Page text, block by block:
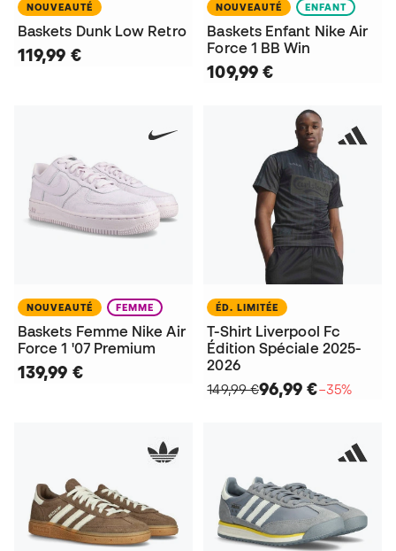
NOUVEAUTÉ
Baskets Dunk Low Retro
119,99 €
NOUVEAUTÉ ENFANT
Baskets Enfant Nike Air
Force 1 BB Win
109,99 €
NOUVEAUTÉ FEMME
Baskets Femme Nike Air
Force 1 '07 Premium
139,99 €
ÉD. LIMITÉE
T-Shirt Liverpool Fc
Édition Spéciale 2025-
2026
149,99 €96,99 €−35%